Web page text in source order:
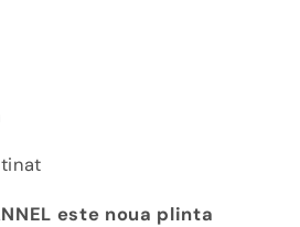
este noua plinta